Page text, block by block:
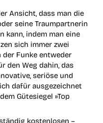
Ansicht, dass man die
seine Traumpartnerin
kann, indem man eine
sich immer zwei
der Funke entweder
den Weg dahin, das
seriöse und
dafür ausgezeichnet
Gütesiegel »Top
kostenlosen –